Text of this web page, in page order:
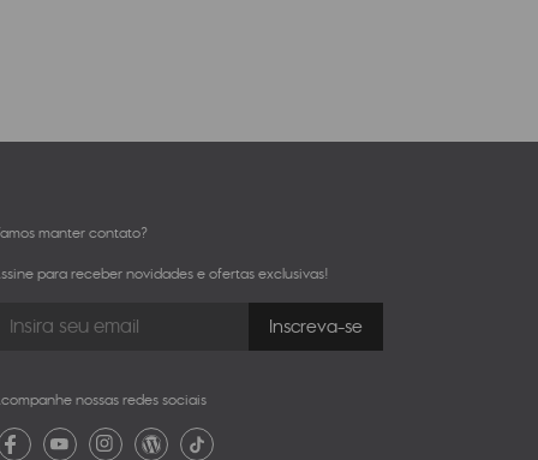
manter contato?
para receber novidades e ofertas exclusivas!
nossas redes sociais